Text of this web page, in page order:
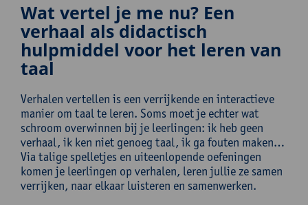
Wat vertel je me nu? Een
verhaal als didactisch
hulpmiddel voor het leren van
taal
Verhalen vertellen is een verrijkende en interactieve
manier om taal te leren. Soms moet je echter wat
schroom overwinnen bij je leerlingen: ik heb geen
verhaal, ik ken niet genoeg taal, ik ga fouten maken…
Via talige spelletjes en uiteenlopende oefeningen
komen je leerlingen op verhalen, leren jullie ze samen
verrijken, naar elkaar luisteren en samenwerken.